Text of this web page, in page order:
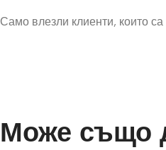
Само влезли клиенти, които са
Може също